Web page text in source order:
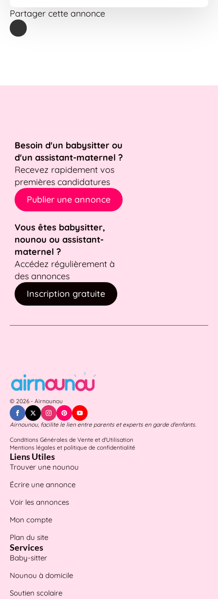
Partager cette annonce
Besoin d'un babysitter ou
d'un assistant-maternel ?
Recevez rapidement vos
premières candidatures
Publier une annonce
Vous êtes babysitter,
nounou ou assistant-
maternel ?
Accédez régulièrement à
des annonces
Inscription gratuite
© 2026 - Airnounou
Airnounou, facilite le lien entre parents et experts en garde d'enfants.
Conditions Générales de Vente et d'Utilisation
Mentions légales et politique de confidentialité
Liens Utiles
Trouver une nounou
Écrire une annonce
Voir les annonces
Mon compte
Plan du site
Services
Baby-sitter
Nounou à domicile
Soutien scolaire